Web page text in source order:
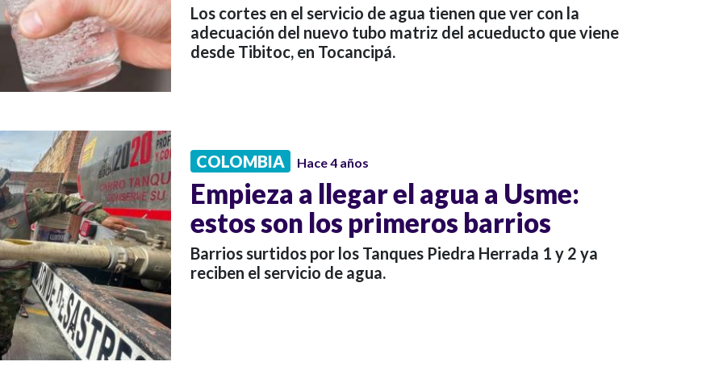
Los cortes en el servicio de agua tienen que ver con la
adecuación del nuevo tubo matriz del acueducto que viene
desde Tibitoc, en Tocancipá.
COLOMBIA Hace 4 años
Empieza a llegar el agua a Usme:
estos son los primeros barrios
Barrios surtidos por los Tanques Piedra Herrada 1 y 2 ya
reciben el servicio de agua.